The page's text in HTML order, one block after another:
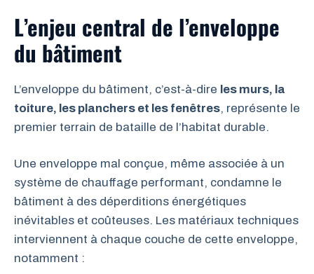
L’enjeu central de l’enveloppe
du bâtiment
L’enveloppe du bâtiment, c’est-à-dire les murs, la
toiture, les planchers et les fenêtres, représente le
premier terrain de bataille de l’habitat durable.
Une enveloppe mal conçue, même associée à un
système de chauffage performant, condamne le
bâtiment à des déperditions énergétiques
inévitables et coûteuses. Les matériaux techniques
interviennent à chaque couche de cette enveloppe,
notamment :